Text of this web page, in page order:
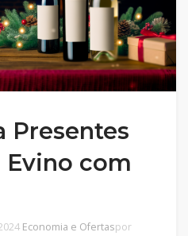
Presentes
Evino com
Economia e Ofertaspor